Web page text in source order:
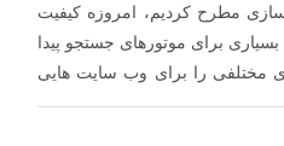
مطرح کردیم، امروزه کیفیت
بسیاری برای موتورهای جستجو پیدا
مختلفی را برای وب سایت هایی